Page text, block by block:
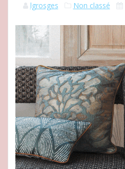
lgrosges Non classé